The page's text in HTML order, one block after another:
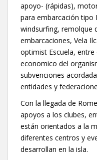
apoyo- (rápidas),
para embarcación tipo
windsurfing, remolque
embarcaciones, Vela
optimist Escuela,
economico del
subvenciones
entidades y
Con la llegada de
apoyos a los clubes,
están orientados a la
diferentes centros y
desarrollan en la isla.